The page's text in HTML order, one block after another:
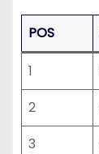
POS
1
2
3